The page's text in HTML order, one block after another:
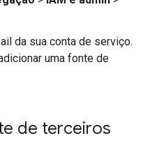
da sua conta de serviço.
uma fonte de
de terceiros